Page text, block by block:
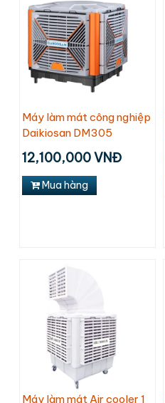
Máy làm mát công nghiệp
Daikiosan DM305
12,100,000 VNĐ
Mua hàng
Máy làm mát Air cooler 1